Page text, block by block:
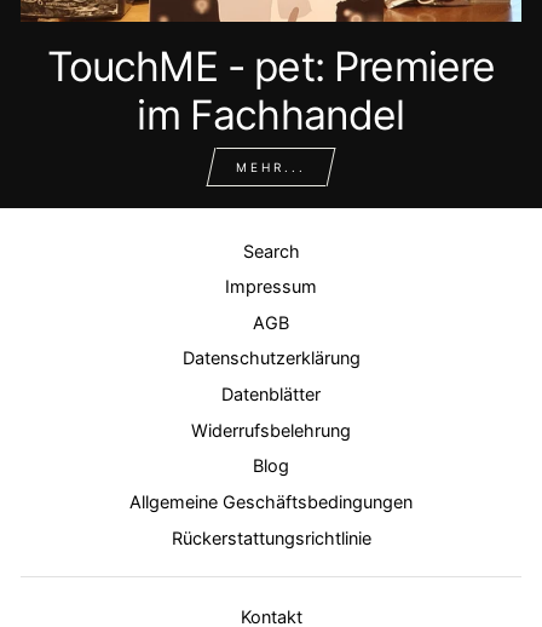
TouchME - pet: Premiere
im Fachhandel
MEHR...
Search
Impressum
AGB
Datenschutzerklärung
Datenblätter
Widerrufsbelehrung
Blog
Allgemeine Geschäftsbedingungen
Rückerstattungsrichtlinie
Kontakt